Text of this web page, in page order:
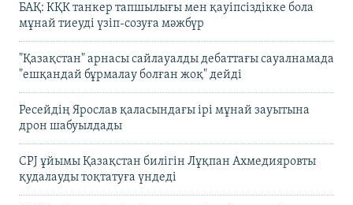
БАҚ: КҚК танкер тапшылығы мен қауіпсіздікке бола
мұнай тиеуді үзіп-созуға мәжбүр
"Қазақстан" арнасы сайлауалды дебаттағы сауалнамада
"ешқандай бұрмалау болған жоқ" дейді
Ресейдің Ярослав қаласындағы ірі мұнай зауытына
дрон шабуылдады
CPJ ұйымы Қазақстан билігін Лұқпан Ахмедияровты
қудалауды тоқтатуға үндеді